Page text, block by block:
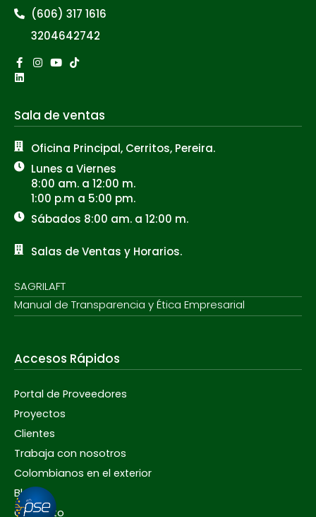
(606) 317 1616
3204642742
Facebook-
f
Instagram
Youtube
Tiktok
Linkedin
Sala de ventas
Oficina Principal, Cerritos, Pereira.
Lunes a Viernes
8:00 am. a 12:00 m.
1:00 p.m a 5:00 pm.
Sábados 8:00 am. a 12:00 m.
Salas de Ventas y Horarios.
SAGRILAFT
Manual de Transparencia y Ética Empresarial
Accesos Rápidos
Portal de Proveedores
Proyectos
Clientes
Trabaja con nosotros
Colombianos en el exterior
Blog
Contacto